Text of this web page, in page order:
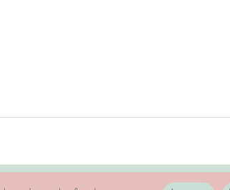
Mentions légales & RGPD Informations de